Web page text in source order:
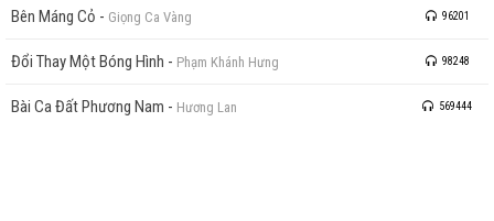
Bên Máng Cỏ - Giọng Ca Vàng 96201
Đổi Thay Một Bóng Hình - Phạm Khánh Hưng 98248
Bài Ca Đất Phương Nam - Hương Lan 569444